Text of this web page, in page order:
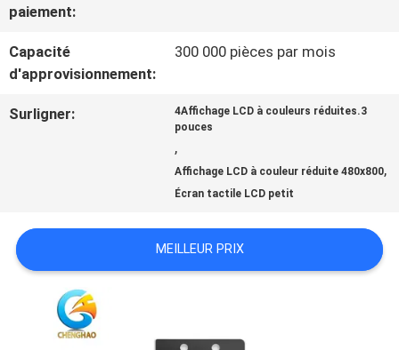
LA
QUALITÉ
NOUS
DEMANDEZ
UN DEVIS
PLAN
paiement:
Capacité
d'approvisionnement:
300 000 pièces par mois
Surligner:
4Affichage LCD à couleurs réduites.3
pouces
,
Affichage LCD à couleur réduite 480x800,
Écran tactile LCD petit
MEILLEUR PRIX